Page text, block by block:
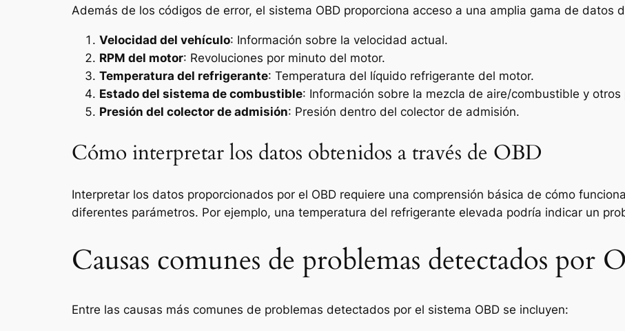
Además de los códigos de error, el sistema OBD proporciona acceso a una amplia gama de datos
Velocidad del vehículo: Información sobre la velocidad actual.
RPM del motor: Revoluciones por minuto del motor.
Temperatura del refrigerante: Temperatura del líquido refrigerante del motor.
Estado del sistema de combustible: Información sobre la mezcla de aire/combustible y
Presión del colector de admisión: Presión dentro del colector de admisión.
Cómo interpretar los datos obtenidos a través de OBD
Interpretar los datos proporcionados por el OBD requiere una comprensión básica de cómo
diferentes parámetros. Por ejemplo, una temperatura del refrigerante elevada podría indicar un
Causas comunes de problemas detectados por
Entre las causas más comunes de problemas detectados por el sistema OBD se incluyen: